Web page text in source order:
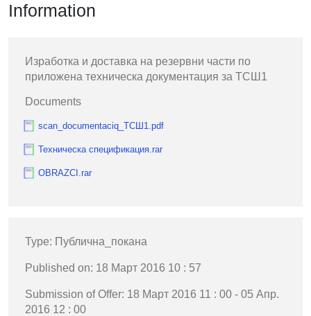
Information
Изработка и доставка на резервни части по
приложена техническа документация за ТСШ1
Documents
scan_documentaciq_ТСШ1.pdf
Техническа спецификация.rar
OBRAZCI.rar
Type: Публична_покана
Published on: 18 Март 2016 10 : 57
Submission of Offer: 18 Март 2016 11 : 00 - 05 Апр.
2016 12 : 00